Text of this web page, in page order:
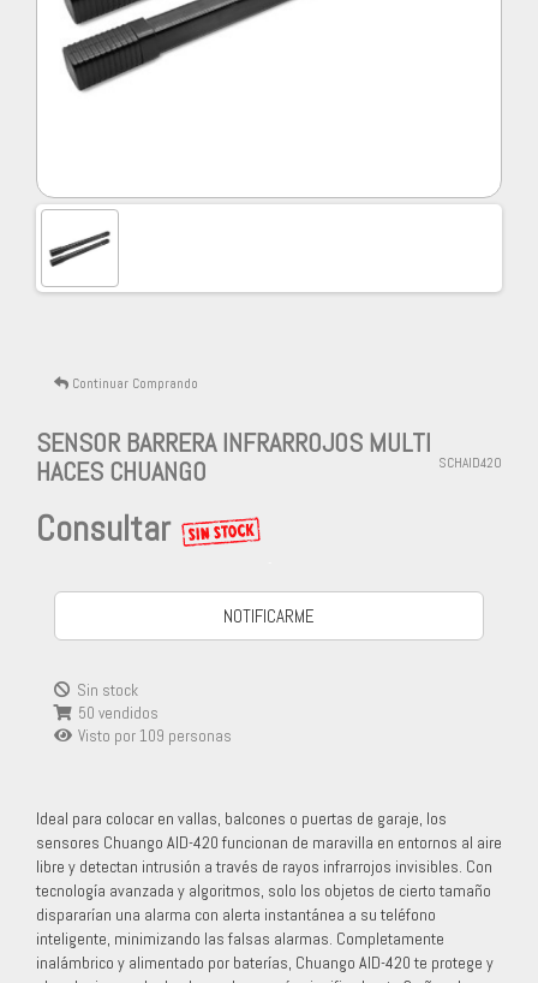
Continuar Comprando
SENSOR BARRERA INFRARROJOS MULTI
HACES CHUANGO
SCHAID420
Consultar
NOTIFICARME
Sin stock
50 vendidos
Visto por 109 personas
Ideal para colocar en vallas, balcones o puertas de garaje, los
sensores Chuango AID-420 funcionan de maravilla en entornos al aire
libre y detectan intrusión a través de rayos infrarrojos invisibles. Con
tecnología avanzada y algoritmos, solo los objetos de cierto tamaño
dispararían una alarma con alerta instantánea a su teléfono
inteligente, minimizando las falsas alarmas. Completamente
inalámbrico y alimentado por baterías, Chuango AID-420 te protege y